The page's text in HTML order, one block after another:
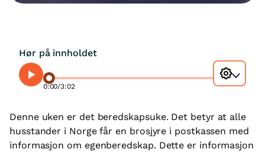
Hør på innholdet
0:00/3:02
Denne uken er det beredskapsuke. Det betyr at alle
husstander i Norge får en brosjyre i postkassen med
informasjon om egenberedskap. Dette er informasjon